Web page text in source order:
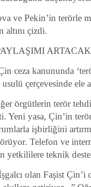
ve Pekin’in terörle
altını çizdi.
ARTACAK
ceza kanununda
çerçevesinde ele
örgütlerin terör
Yeni yasa, Çin’in
işbirliğini
Telefon ve
yetkililere teknik
olan Faşist Çin’i